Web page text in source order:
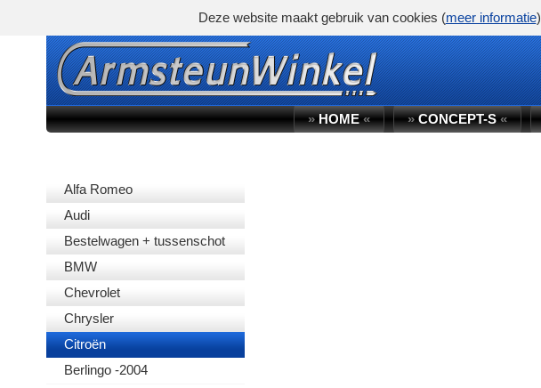
»HOME« »CONCEPT-S«
Alfa Romeo
Audi
Bestelwagen + tussenschot
BMW
Chevrolet
Chrysler
Citroën
Berlingo -2004
Deze website maakt gebruik van cookies (meer informatie)